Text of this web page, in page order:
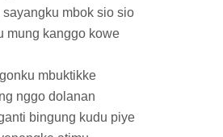
mbok sio sio
mung kanggo kowe
mbuktikke
nggo dolanan
bingung kudu piye